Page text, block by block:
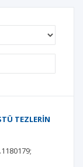
TEZLERİN